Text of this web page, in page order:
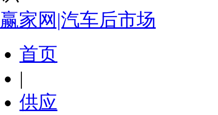
赢家网|汽车后市场
首页
|
供应